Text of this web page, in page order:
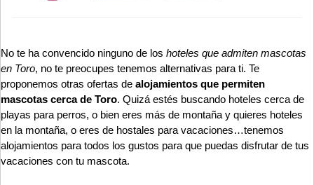
No te ha convencido ninguno de los hoteles que admiten mascotas
en Toro, no te preocupes tenemos alternativas para ti. Te
proponemos otras ofertas de alojamientos que permiten
mascotas cerca de Toro. Quizá estés buscando hoteles cerca de
playas para perros, o bien eres más de montaña y quieres hoteles
en la montaña, o eres de hostales para vacaciones…tenemos
alojamientos para todos los gustos para que puedas disfrutar de tus
vacaciones con tu mascota.